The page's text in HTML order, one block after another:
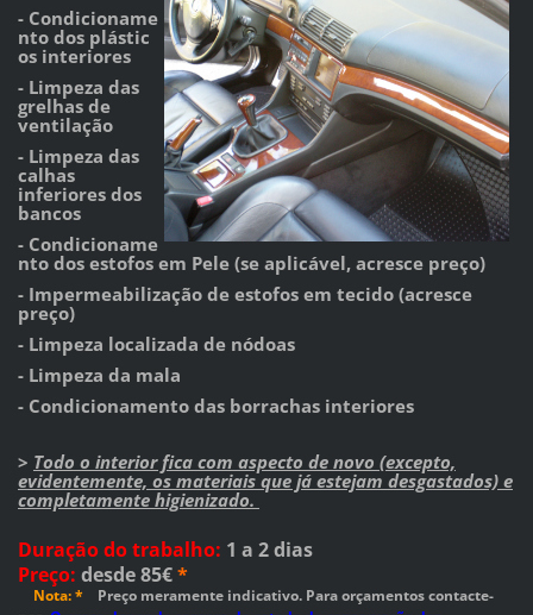
- Condicioname
nto dos plástic
os interiores
- Limpeza das
grelhas de
ventilação
- Limpeza das
calhas
inferiores dos
bancos
- Condicioname
nto dos estofos em Pele (se aplicável, acresce preço)
- Impermeabilização de estofos em tecido (acresce
preço)
- Limpeza localizada de nódoas
- Limpeza da mala
- Condicionamento das borrachas interiores
> Todo o interior fica com aspecto de novo (excepto,
evidentemente, os materiais que já estejam desgastados) e
completamente higienizado.
Duração do trabalho: 1 a 2 dias
Preço: desde 85€*
Nota: *
Preço meramente indicativo. Para orçamentos contacte-